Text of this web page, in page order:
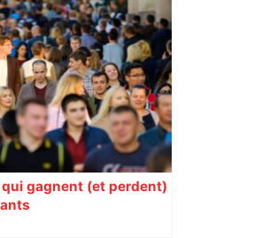
gagnent (et perdent)